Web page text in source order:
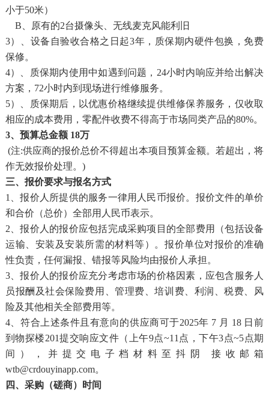
小于50米）
B、原有的2台摄像头、无线麦克风能利旧
3）、设备自验收合格之日起3年，质保期内硬件包换，免费
保修。
4）、质保期内使用中如遇到问题，24小时内响应并给出解决
方案，72小时内到现场进行维修服务。
5）、质保期后，以优惠价格继续提供维修保养服务，仅收取
相应的成本费用，零配件收费不得高于市场同类产品的80%。
3、预算总金额 18万
(注:供应商的报价总价不得超出本项目预算金额。若超出，将
作无效报价处理。)
三、报价要求与报名方式
1、报价人所提供的服务一律用人民币报价。报价文件的单价
和合价（总价）全部用人民币表示。
2、报价人的报价应包括完成采购项目的全部费用（包括设备
运输、安装及安装所需的材料等）。报价单位对报价的准确
性负责，任何漏报、错报等风险均由报价人承担。
3、报价人的报价应充分考虑市场的价格因素，应包含服务人
员报酬及社会保险费用、管理费、培训费、利润、税费、风
险及其他相关全部费用等。
4、符合上述条件且有意向的供应商可于2025年 7 月 18 日前
到物探楼201提交响应文件（上午9点~11点，下午3点~5点期
间），并提交电子档材料至抖阴 接收邮箱
wtb@crdouyinapp.com。
四、采购（磋商）时间